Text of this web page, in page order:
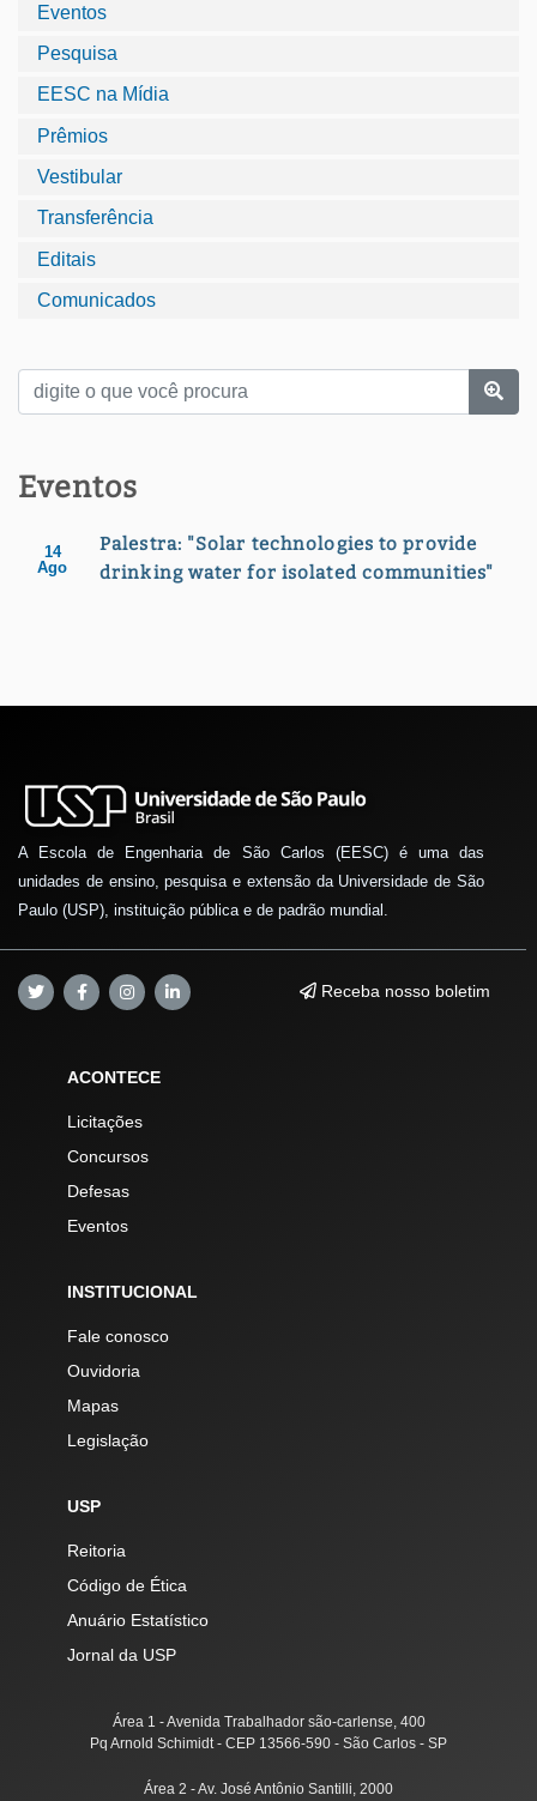
Eventos
Pesquisa
EESC na Mídia
Prêmios
Vestibular
Transferência
Editais
Comunicados
Eventos
14
Ago
Palestra: "Solar technologies to provide
drinking water for isolated communities"
A Escola de Engenharia de São Carlos (EESC) é uma das
unidades de ensino, pesquisa e extensão da Universidade de São
Paulo (USP), instituição pública e de padrão mundial.
Receba nosso boletim
ACONTECE
Licitações
Concursos
Defesas
Eventos
INSTITUCIONAL
Fale conosco
Ouvidoria
Mapas
Legislação
USP
Reitoria
Código de Ética
Anuário Estatístico
Jornal da USP
Área 1 - Avenida Trabalhador são-carlense, 400
Pq Arnold Schimidt - CEP 13566-590 - São Carlos - SP
Área 2 - Av. José Antônio Santilli, 2000